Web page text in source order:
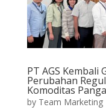
PT AGS Kembali
Perubahan
Komoditas
by Team Marketing